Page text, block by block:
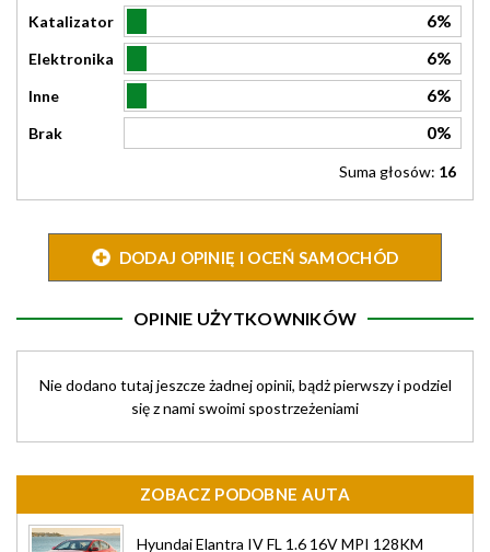
Katalizator 6%
Elektronika 6%
Inne 6%
Brak 0%
Suma głosów: 16
DODAJ OPINIĘ I OCEŃ SAMOCHÓD
OPINIE UŻYTKOWNIKÓW
Nie dodano tutaj jeszcze żadnej opinii, bądż pierwszy i podziel
się z nami swoimi spostrzeżeniami
ZOBACZ PODOBNE AUTA
Hyundai Elantra IV FL 1.6 16V MPI 128KM